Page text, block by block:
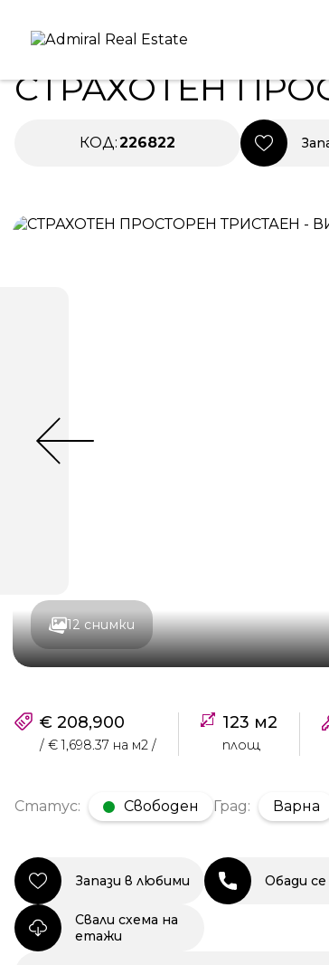
ПРОДАВА НОВО СТРОИТЕЛСТВО
СТРАХОТЕН
КОД:226822
12 снимки
€ 208,900
/ € 1,698.37 на м2 /
123 м2
площ
Статус: Свободен Град: Варна
Запази в любими Обади се
Свали схема на
етажи